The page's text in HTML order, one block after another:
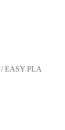
/EASY PLA